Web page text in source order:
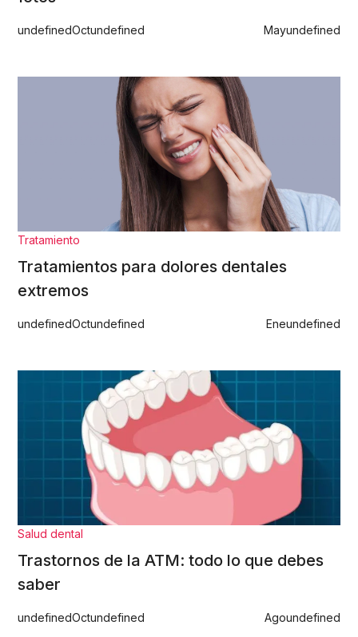
undefinedOctundefined Mayundefined
Tratamiento
Tratamientos para dolores dentales
extremos
undefinedOctundefined Eneundefined
Salud dental
Trastornos de la ATM: todo lo que debes
saber
undefinedOctundefined Agoundefined